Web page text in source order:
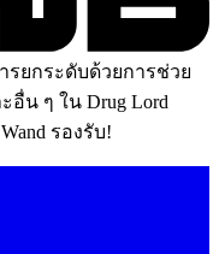
ยกระดับด้วยการช่วย
น ๆ ใน Drug Lord
รองรับ!